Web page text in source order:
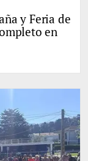
y Feria de
en